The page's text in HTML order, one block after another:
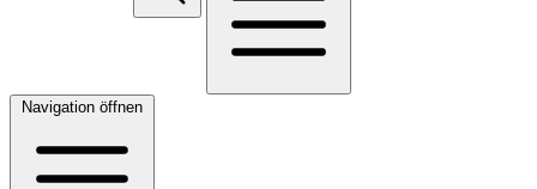
Navigation öffnen